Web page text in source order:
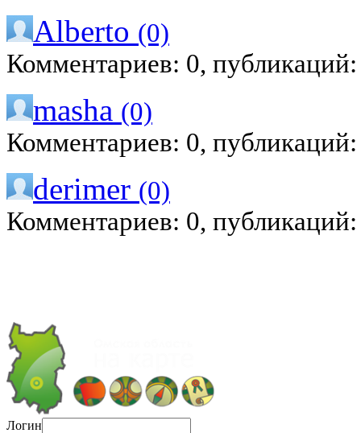
Alberto (0)
Комментариев: 0,
masha (0)
Комментариев: 0,
derimer (0)
Комментариев: 0,
Логин